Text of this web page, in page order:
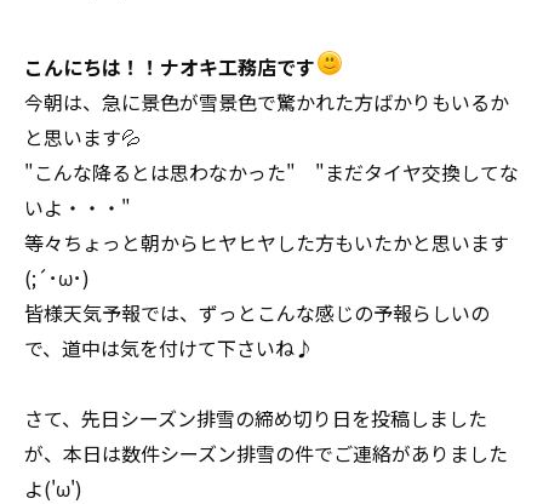
こんにちは！！ナオキ工務店です
今朝は、急に景色が雪景色で驚かれた方ばかりもいるか
と思います💦
"こんな降るとは思わなかった" "まだタイヤ交換してな
いよ・・・"
等々ちょっと朝からヒヤヒヤした方もいたかと思います
(;´･ω･)
皆様天気予報では、ずっとこんな感じの予報らしいの
で、道中は気を付けて下さいね♪
さて、先日シーズン排雪の締め切り日を投稿しました
が、本日は数件シーズン排雪の件でご連絡がありました
よ('ω')